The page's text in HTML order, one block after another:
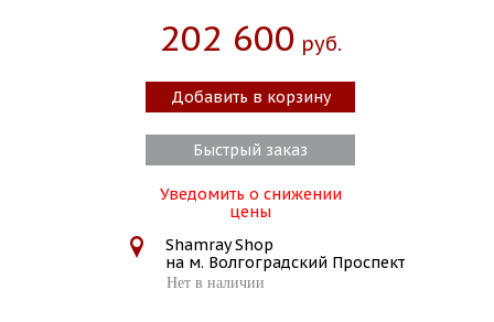
202 600 Руб.
Добавить в корзину
Быстрый заказ
Уведомить о снижении
цены
Shamray Shop
на м. Волгоградский Проспект
Нет в наличии